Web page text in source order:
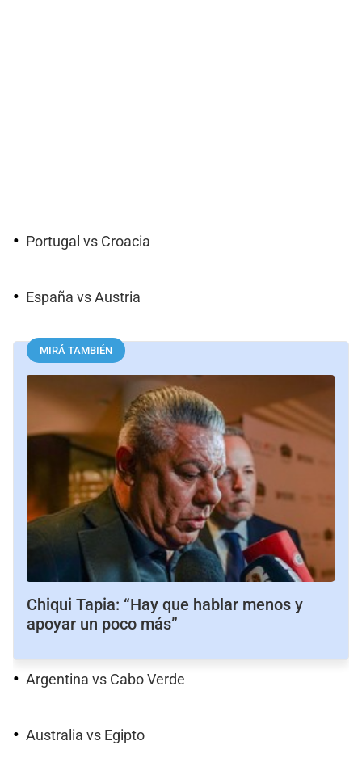
Portugal vs Croacia
España vs Austria
MIRÁ TAMBIÉN
Chiqui Tapia: “Hay que hablar menos y
apoyar un poco más”
Argentina vs Cabo Verde
Australia vs Egipto